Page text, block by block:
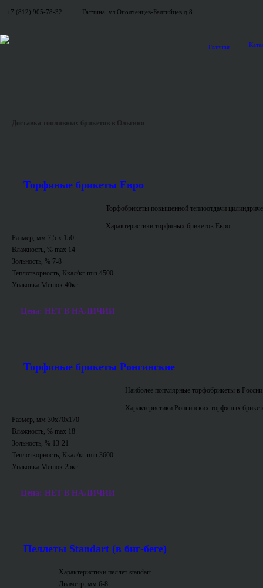
+7 (812) 905-78-32 Гатчина, ул.Ополченцев-Балтийцев д.8
Главная
Доставка топливных брикетов в Ольгино
Торфяные брикеты Евро
Торфобрикеты повышенной теплоотдачи
Характеристики торфяных брикетов Евро
Размер, мм 7,5 x 150
Влажность, % max 14
Зольность, % 7-8
Теплотворность, Ккал/кг min 4500
Упаковка Мешок 40кг
Цена: НЕТ В НАЛИЧИИ
Торфяные брикеты Ронгинские
Наиболее популярные торфобрикеты в
Характеристики Ронгинских торфяных
Размер, мм 30х70х170
Влажность, % max 18
Зольность, % 13-21
Теплотворность, Ккал/кг min 3600
Упаковка Мешок 25кг
Цена: НЕТ В НАЛИЧИИ
Пеллеты Standart (в биг-беге)
Характеристики пеллет standart
Диаметр, мм 6-8